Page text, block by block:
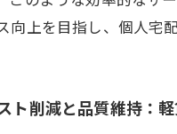
向上を目指し、個人宅
ト削減と品質維持：